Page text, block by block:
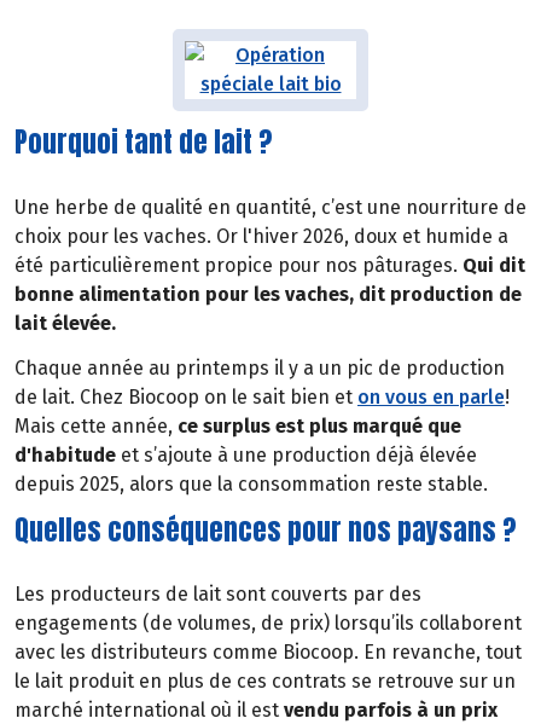
Pourquoi tant de lait ?
Une herbe de qualité en quantité, c’est une nourriture de
choix pour les vaches. Or l'hiver 2026, doux et humide a
été particulièrement propice pour nos pâturages. Qui dit
bonne alimentation pour les vaches, dit production de
lait élevée.
Chaque année au printemps il y a un pic de production
de lait. Chez Biocoop on le sait bien et on vous en parle!
Mais cette année, ce surplus est plus marqué que
d'habitude et s’ajoute à une production déjà élevée
depuis 2025, alors que la consommation reste stable.
Quelles conséquences pour nos paysans ?
Les producteurs de lait sont couverts par des
engagements (de volumes, de prix) lorsqu’ils collaborent
avec les distributeurs comme Biocoop. En revanche, tout
le lait produit en plus de ces contrats se retrouve sur un
marché international où il est vendu parfois à un prix